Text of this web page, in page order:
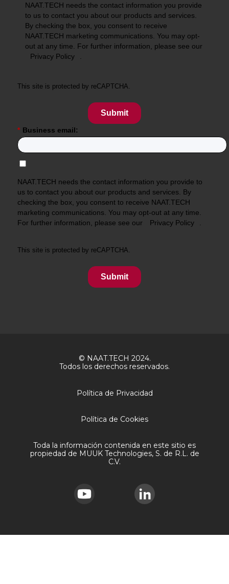
NAAT.TECH needs the contact information you provide
to us to contact you about our products and services.
By checking the box, you consent to receive
NAAT.TECH marketing communications. You may opt-
out at any time. For further information, please see our
Privacy Policy
This site is protected by reCAPTCHA.
Submit
* Business email:
NAAT.TECH needs the contact information you provide to
us to contact you about our products and services. By
checking the box, you consent to receive NAAT.TECH
marketing communications. You may opt-out at any time.
For further information, please see our
Privacy Policy
This site is protected by reCAPTCHA.
Submit
© NAAT.TECH 2024.
Todos los derechos reservados.
Política de Privacidad
Política de Cookies
Toda la información contenida en este sitio es
propiedad de MUUK Technologies, S. de R.L. de
C.V.